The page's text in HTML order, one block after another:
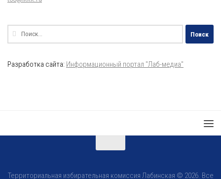
Найти:
Разработка сайта: Информационный портал "Лаб-медиа"
Территориальная избирательная комиссия Лабинская © 2026. Все